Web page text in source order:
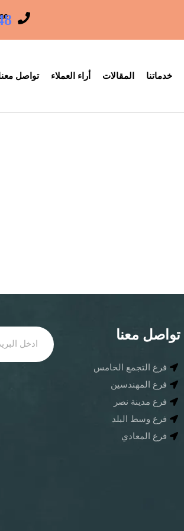
خدماتنا المقالات أراء العملاء تواصل
تواصل معنا
فرع التجمع الخامس
فرع المهندسين
فرع مدينة نصر
فرع وسط البلد
فرع المعادي